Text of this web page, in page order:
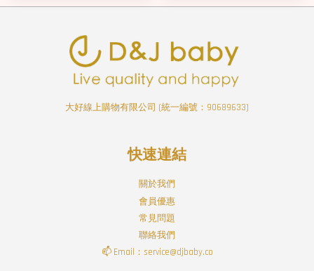
大好線上購物有限公司 (統一編號：90689633)
快速連結
關於我們
會員優惠
常見問題
聯絡我們
📫 Email：service@djbaby.co